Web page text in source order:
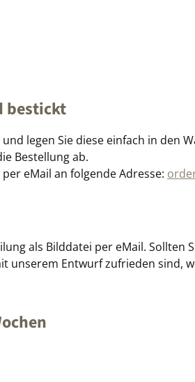
bestickt
legen Sie diese einfach in den
Bestellung ab.
eMail an folgende Adresse:
als Bilddatei per eMail. Sollten
Entwurf zufrieden sind,